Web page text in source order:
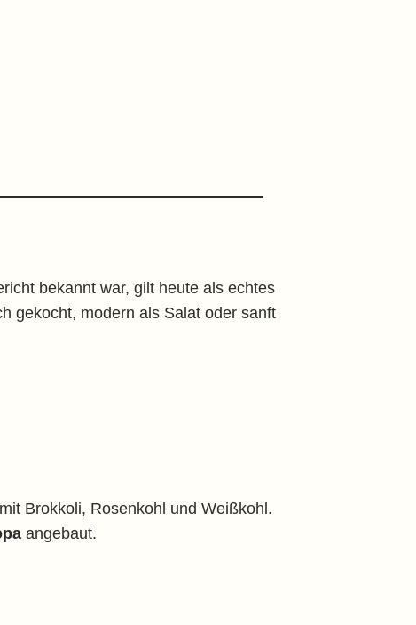
bekannt war, gilt heute als echtes
gekocht, modern als Salat oder sanft
Brokkoli, Rosenkohl und Weißkohl.
angebaut.